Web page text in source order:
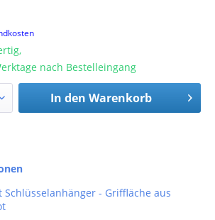
nach Bestelleingang
In den Warenkorb
- Griffläche aus